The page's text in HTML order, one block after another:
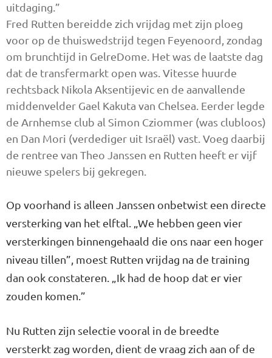
uitdaging.”
Fred Rutten bereidde zich vrijdag met zijn ploeg
voor op de thuiswedstrijd tegen Feyenoord, zondag
om brunchtijd in GelreDome. Het was de laatste dag
dat de transfermarkt open was. Vitesse huurde
rechts­back Nikola Aksentijevic en de aanvallende
middenvelder Gael Ka­kuta van Chelsea. Eerder legde
de Arnhemse club al Simon Cziom­mer (was clubloos)
en Dan Mori (verdediger uit Israël) vast. Voeg daarbij
de rentree van Theo Jans­sen en Rutten heeft er vijf
nieuwe spelers bij gekregen.
Op voorhand is alleen Janssen on­betwist een directe
versterking van het elftal. „We hebben geen vier
versterkingen binnengehaald die ons naar een hoger
niveau til­len”, moest Rutten vrijdag na de training
dan ook constateren. „Ik had de hoop dat er vier
zouden ko­men.”
Nu Rutten zijn selectie vooral in de breedte
versterkt zag worden, dient de vraag zich aan of de